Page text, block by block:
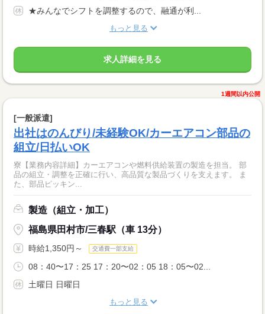
★みんなでシフトを調整するので、融通が利...
もっと見る
求人詳細を見る
1週間以内公開
[一般派遣]
出社はのんびり/未経験OK/カーエアコン部品の
組立/日払いOK
寮【業務内容詳細】カーエアコンや燃料供給装置の製造を担当。 部
品の組立・調整を正確に行い、高品質な製品づくりを支えます。 ま
た、部品ピッキン...
製造（組立・加工）
福島県田村市/三春駅（車 13分）
時給1,350円～ 交通費一部支給
08：40〜17：25 17：20〜02：05 18：05〜02...
土曜日 日曜日
もっと見る